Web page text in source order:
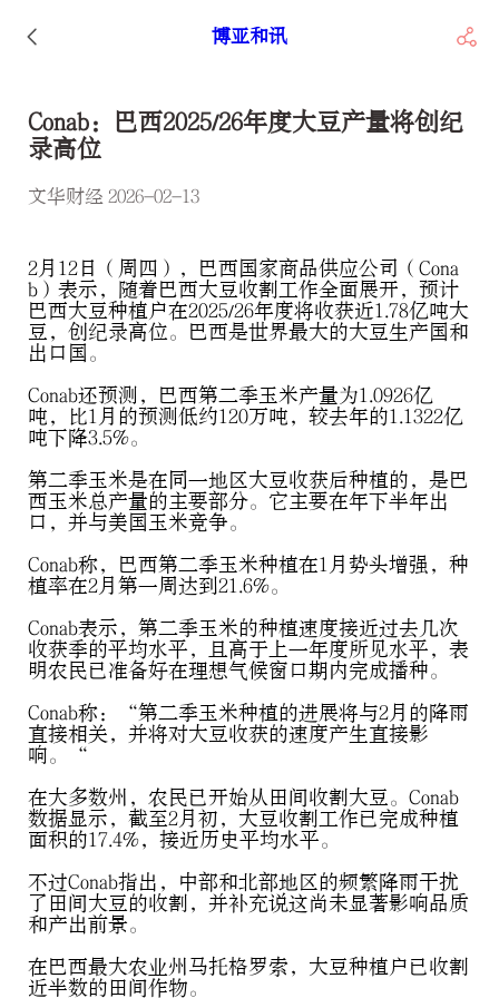
博亚和讯
Conab：巴西2025/26年度大豆产量将创纪
录高位
文华财经 2026-02-13
2月12日（周四），巴西国家商品供应公司（Cona
b）表示，随着巴西大豆收割工作全面展开，预计
巴西大豆种植户在2025/26年度将收获近1.78亿吨大
豆，创纪录高位。巴西是世界最大的大豆生产国和
出口国。
Conab还预测，巴西第二季玉米产量为1.0926亿
吨，比1月的预测低约120万吨，较去年的1.1322亿
吨下降3.5%。
第二季玉米是在同一地区大豆收获后种植的，是巴
西玉米总产量的主要部分。它主要在年下半年出
口，并与美国玉米竞争。
Conab称，巴西第二季玉米种植在1月势头增强，种
植率在2月第一周达到21.6%。
Conab表示，第二季玉米的种植速度接近过去几次
收获季的平均水平，且高于上一年度所见水平，表
明农民已准备好在理想气候窗口期内完成播种。
Conab称：“第二季玉米种植的进展将与2月的降雨
直接相关，并将对大豆收获的速度产生直接影
响。“
在大多数州，农民已开始从田间收割大豆。Conab
数据显示，截至2月初，大豆收割工作已完成种植
面积的17.4%，接近历史平均水平。
不过Conab指出，中部和北部地区的频繁降雨干扰
了田间大豆的收割，并补充说这尚未显著影响品质
和产出前景。
在巴西最大农业州马托格罗索，大豆种植户已收割
近半数的田间作物。